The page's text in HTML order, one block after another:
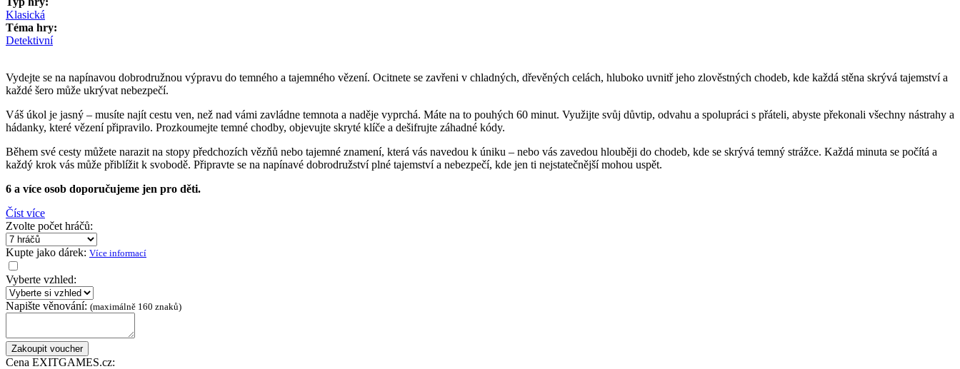
Klasická
Téma hry:
Detektivní
Vydejte se na napínavou dobrodružnou výpravu do temného a tajemného vězení. Ocitnete se zavřeni v chladných, dřevěných celách, hluboko uvnitř jeho zlověstných chodeb, kde každá stěna skrývá tajemství a
každé šero může ukrývat nebezpečí.
Váš úkol je jasný – musíte najít cestu ven, než nad vámi zavládne temnota a naděje vyprchá. Máte na to pouhých 60 minut. Využijte svůj důvtip, odvahu a spolupráci s přáteli, abyste překonali všechny nástrahy a
hádanky, které vězení připravilo. Prozkoumejte temné chodby, objevujte skryté klíče a dešifrujte záhadné kódy.
Během své cesty můžete narazit na stopy předchozích vězňů nebo tajemné znamení, která vás navedou k úniku – nebo vás zavedou hlouběji do chodeb, kde se skrývá temný strážce. Každá minuta se počítá a
každý krok vás může přiblížit k svobodě. Připravte se na napínavé dobrodružství plné tajemství a nebezpečí, kde jen ti nejstatečnější mohou uspět.
6 a více osob doporučujeme jen pro děti.
Číst více
Zvolte počet hráčů:
Kupte jako dárek: Více informací
Vyberte vzhled:
Napište věnování: (maximálně 160 znaků)
Cena EXITGAMES.cz: